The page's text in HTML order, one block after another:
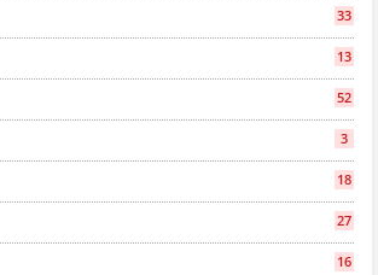
33
13
52
3
18
27
16